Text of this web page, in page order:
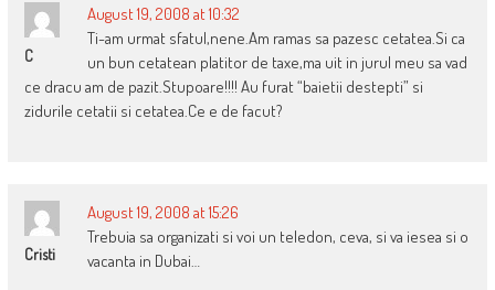
C
August 19, 2008 at 10:32
Ti-am urmat sfatul,nene.Am ramas sa pazesc cetatea.Si ca
un bun cetatean platitor de taxe,ma uit in jurul meu sa vad
ce dracu am de pazit.Stupoare!!!! Au furat “baietii destepti” si
zidurile cetatii si cetatea.Ce e de facut?
Cristi
August 19, 2008 at 15:26
Trebuia sa organizati si voi un teledon, ceva, si va iesea si o
vacanta in Dubai…